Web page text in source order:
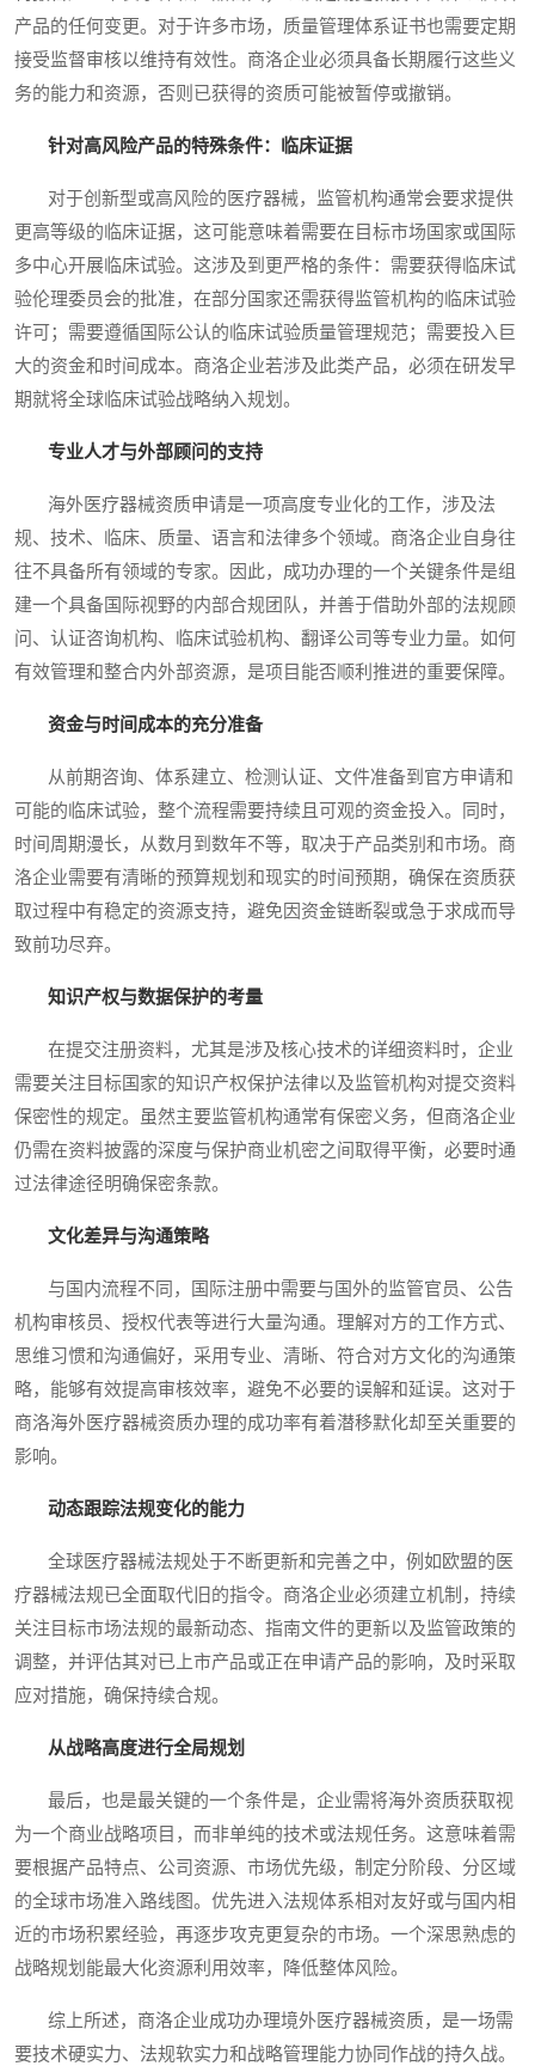
产品的任何变更。对于许多市场，质量管理体系证书也需要定期
接受监督审核以维持有效性。商洛企业必须具备长期履行这些义
务的能力和资源，否则已获得的资质可能被暂停或撤销。
针对高风险产品的特殊条件：临床证据
对于创新型或高风险的医疗器械，监管机构通常会要求提供
更高等级的临床证据，这可能意味着需要在目标市场国家或国际
多中心开展临床试验。这涉及到更严格的条件：需要获得临床试
验伦理委员会的批准，在部分国家还需获得监管机构的临床试验
许可；需要遵循国际公认的临床试验质量管理规范；需要投入巨
大的资金和时间成本。商洛企业若涉及此类产品，必须在研发早
期就将全球临床试验战略纳入规划。
专业人才与外部顾问的支持
海外医疗器械资质申请是一项高度专业化的工作，涉及法
规、技术、临床、质量、语言和法律多个领域。商洛企业自身往
往不具备所有领域的专家。因此，成功办理的一个关键条件是组
建一个具备国际视野的内部合规团队，并善于借助外部的法规顾
问、认证咨询机构、临床试验机构、翻译公司等专业力量。如何
有效管理和整合内外部资源，是项目能否顺利推进的重要保障。
资金与时间成本的充分准备
从前期咨询、体系建立、检测认证、文件准备到官方申请和
可能的临床试验，整个流程需要持续且可观的资金投入。同时，
时间周期漫长，从数月到数年不等，取决于产品类别和市场。商
洛企业需要有清晰的预算规划和现实的时间预期，确保在资质获
取过程中有稳定的资源支持，避免因资金链断裂或急于求成而导
致前功尽弃。
知识产权与数据保护的考量
在提交注册资料，尤其是涉及核心技术的详细资料时，企业
需要关注目标国家的知识产权保护法律以及监管机构对提交资料
保密性的规定。虽然主要监管机构通常有保密义务，但商洛企业
仍需在资料披露的深度与保护商业机密之间取得平衡，必要时通
过法律途径明确保密条款。
文化差异与沟通策略
与国内流程不同，国际注册中需要与国外的监管官员、公告
机构审核员、授权代表等进行大量沟通。理解对方的工作方式、
思维习惯和沟通偏好，采用专业、清晰、符合对方文化的沟通策
略，能够有效提高审核效率，避免不必要的误解和延误。这对于
商洛海外医疗器械资质办理的成功率有着潜移默化却至关重要的
影响。
动态跟踪法规变化的能力
全球医疗器械法规处于不断更新和完善之中，例如欧盟的医
疗器械法规已全面取代旧的指令。商洛企业必须建立机制，持续
关注目标市场法规的最新动态、指南文件的更新以及监管政策的
调整，并评估其对已上市产品或正在申请产品的影响，及时采取
应对措施，确保持续合规。
从战略高度进行全局规划
最后，也是最关键的一个条件是，企业需将海外资质获取视
为一个商业战略项目，而非单纯的技术或法规任务。这意味着需
要根据产品特点、公司资源、市场优先级，制定分阶段、分区域
的全球市场准入路线图。优先进入法规体系相对友好或与国内相
近的市场积累经验，再逐步攻克更复杂的市场。一个深思熟虑的
战略规划能最大化资源利用效率，降低整体风险。
综上所述，商洛企业成功办理境外医疗器械资质，是一场需
要技术硬实力、法规软实力和战略管理能力协同作战的持久战。